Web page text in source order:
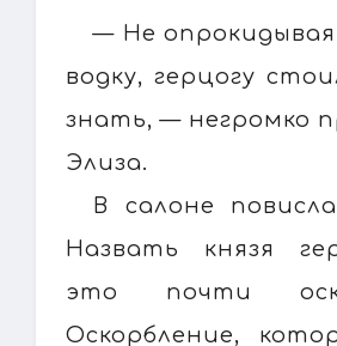
— Не опрокидывая
водку, герцогу
знать, — негромко
Элиза.
В салоне
Назвать князя
это почти
Оскорбление,